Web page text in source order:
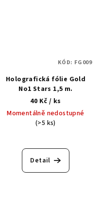
Holografická fólie Gold
No1 Stars 1,5 m.
40 Kč / ks
Momentálně nedostupné
(>5 ks)
Detail
KÓD: FG009